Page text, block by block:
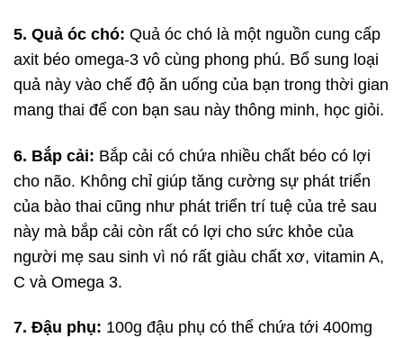
5. Quả óc chó: Quả óc chó là một nguồn cung cấp
axit béo omega-3 vô cùng phong phú. Bổ sung loại
quả này vào chế độ ăn uống của bạn trong thời gian
mang thai để con bạn sau này thông minh, học giỏi.
6. Bắp cải: Bắp cải có chứa nhiều chất béo có lợi
cho não. Không chỉ giúp tăng cường sự phát triển
của bào thai cũng như phát triển trí tuệ của trẻ sau
này mà bắp cải còn rất có lợi cho sức khỏe của
người mẹ sau sinh vì nó rất giàu chất xơ, vitamin A,
C và Omega 3.
7. Đậu phụ: 100g đậu phụ có thể chứa tới 400mg